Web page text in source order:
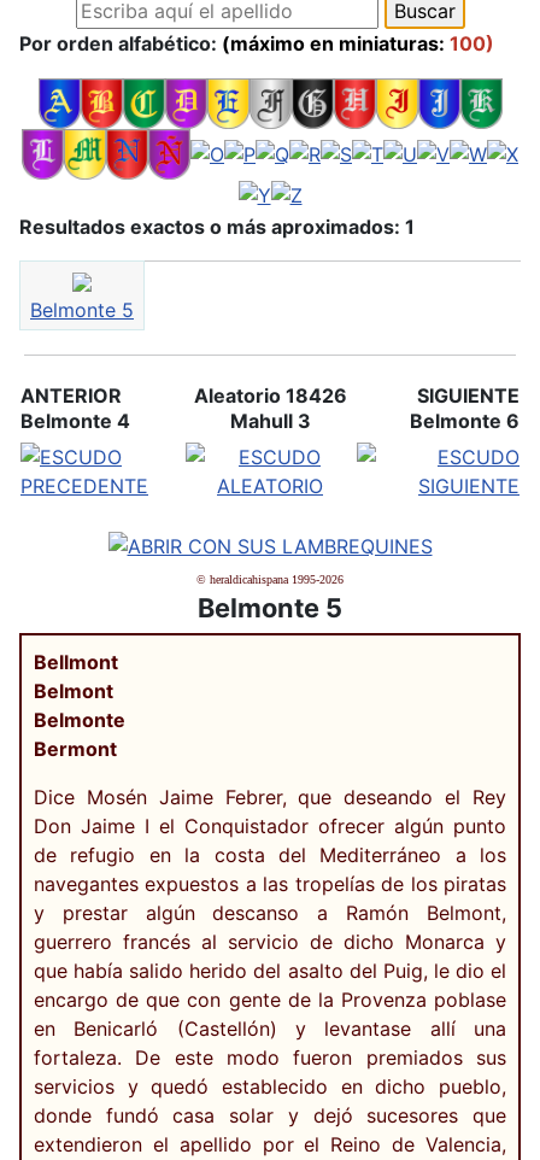
Por orden alfabético: (máximo en miniaturas: 100)
Resultados exactos o más aproximados: 1
Belmonte 5
ANTERIOR
Belmonte 4
Aleatorio 18426
Mahull 3
SIGUIENTE
Belmonte 6
© heraldicahispana 1995-2026
Belmonte 5
Bellmont
Belmont
Belmonte
Bermont
Dice Mosén Jaime Febrer, que deseando el Rey
Don Jaime I el Conquistador ofrecer algún punto
de refugio en la costa del Mediterráneo a los
navegantes expuestos a las tropelías de los piratas
y prestar algún descanso a Ramón Belmont,
guerrero francés al servicio de dicho Monarca y
que había salido herido del asalto del Puig, le dio el
encargo de que con gente de la Provenza poblase
en Benicarló (Castellón) y levantase allí una
fortaleza. De este modo fueron premiados sus
servicios y quedó establecido en dicho pueblo,
donde fundó casa solar y dejó sucesores que
extendieron el apellido por el Reino de Valencia,